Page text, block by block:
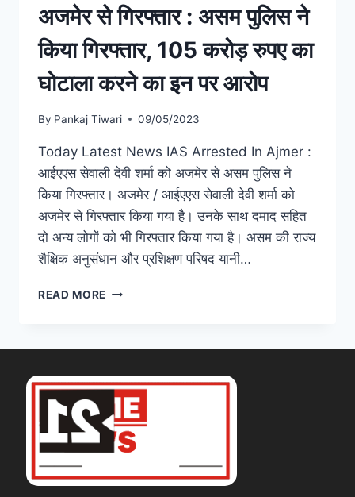
अजमेर से गिरफ्तार : असम पुलिस ने
किया गिरफ्तार, 105 करोड़ रुपए का
घोटाला करने का इन पर आरोप
By Pankaj Tiwari 09/05/2023
Today Latest News IAS Arrested In Ajmer :
आईएएस सेवाली देवी शर्मा को अजमेर से असम पुलिस ने
किया गिरफ्तार। अजमेर / आईएएस सेवाली देवी शर्मा को
अजमेर से गिरफ्तार किया गया है। उनके साथ दमाद सहित
दो अन्य लोगों को भी गिरफ्तार किया गया है। असम की राज्य
शैक्षिक अनुसंधान और प्रशिक्षण परिषद यानी…
READ MORE